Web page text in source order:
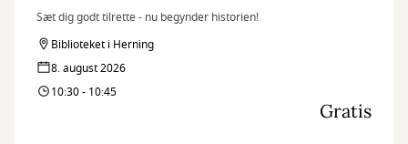
Sæt dig godt tilrette - nu begynder historien!
Biblioteket i Herning
8. august 2026
10:30 - 10:45
Gratis